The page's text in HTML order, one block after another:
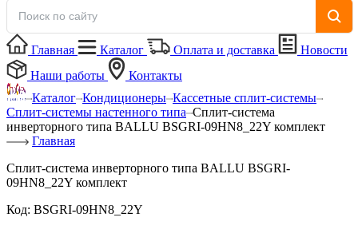
Главная Каталог Оплата и доставка
Новости
Наши работы
Контакты
Каталог Кондиционеры Кассетные сплит-системы
Сплит-системы настенного типа Сплит-система
инверторного типа BALLU BSGRI-09HN8_22Y комплект
Главная
Сплит-система инверторного типа BALLU BSGRI-
09HN8_22Y комплект
Код: BSGRI-09HN8_22Y